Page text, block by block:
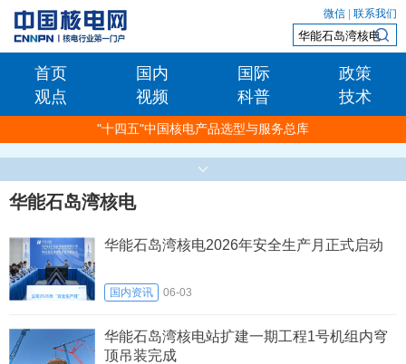
微信 联系我们
首页 国内 国际
政策
观点
视频 科普 技术
"十四五"中国核电产品选型与服务总库
华能石岛湾核电
华能石岛湾核电2026年安全生产月正式启动
国内资讯 06-03
华能石岛湾核电站扩建一期工程1号机组内穹
顶吊装完成